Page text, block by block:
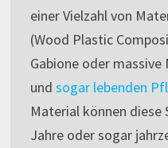
einer Vielzahl von
(Wood Plastic
Gabione oder
und sogar lebenden
Material können diese
Jahre oder sogar